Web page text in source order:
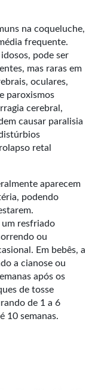
na coqueluche,
frequente.
pode ser
mas raras em
oculares,
paroxismos
cerebral,
causar paralisia
retal
aparecem
podendo
um resfriado
ou
Em bebês, a
a cianose ou
após os
de tosse
de 1 a 6
10 semanas.